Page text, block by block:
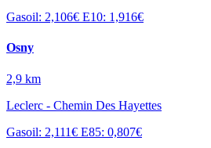
Gasoil: 2,106€ E10: 1,916€
Osny
2,9 km
Leclerc - Chemin Des Hayettes
Gasoil: 2,111€ E85: 0,807€